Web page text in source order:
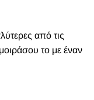
από τις
το με έναν